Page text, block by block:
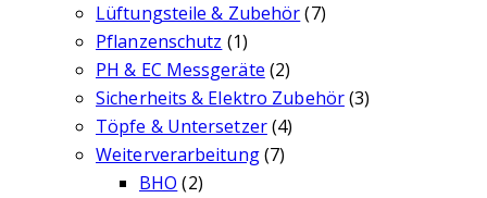
Lüftungsteile & Zubehör (7)
Pflanzenschutz (1)
PH & EC Messgeräte (2)
Sicherheits & Elektro Zubehör(3)
Töpfe & Untersetzer(4)
Weiterverarbeitung(7)
BHO (2)